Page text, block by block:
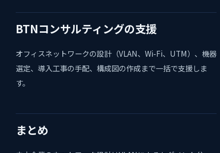
BTNコンサルティングの支援
オフィスネットワークの設計（VLAN、Wi-Fi、UTM）、機器
選定、導入工事の手配、構成図の作成まで一括で支援しま
す。
まとめ